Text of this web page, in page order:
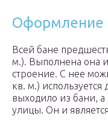
Всей бане
м.). Выполнена она
строение. С нее
кв. м.) используется
выходило из бани, а
улицы. Он и